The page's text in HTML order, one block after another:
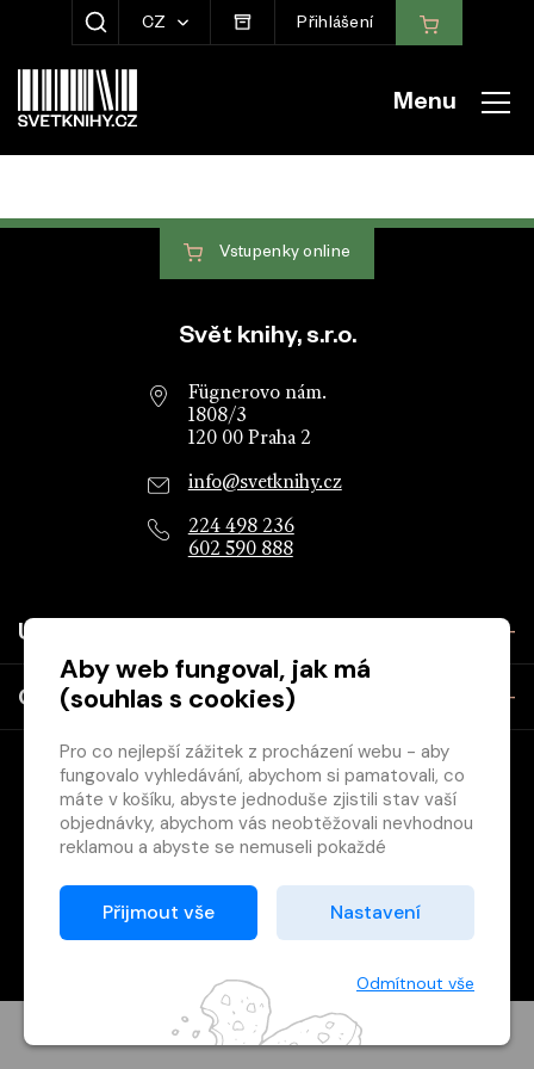
ZOBRAZIT HLEDÁNÍ
CZ Přihlášení
Menu
Patička webu
Vstupenky online
Svět knihy, s.r.o.
Fügnerovo nám.
1808/3
120 00 Praha 2
info@svetknihy.cz
224 498 236
602 590 888
Užitečné
O společnosti
Copyright © 2026 Svět knihy, s.r.o. - společnost Svazu českých
knihkupců a nakladatelů.
Grand IT s.r.o.
Aby web fungoval, jak má
(souhlas s cookies)
Pro co nejlepší zážitek z procházení webu - aby
fungovalo vyhledávání, abychom si pamatovali, co
máte v košíku, abyste jednoduše zjistili stav vaší
objednávky, abychom vás neobtěžovali nevhodnou
reklamou a abyste se nemuseli pokaždé
Proto od vás potřebujeme souhlas se
zpracováním souborů cookies
Děkujeme, že nám ho dáte a pomůžete nám tak
Přijmout vše Nastavení
Odmítnout vše